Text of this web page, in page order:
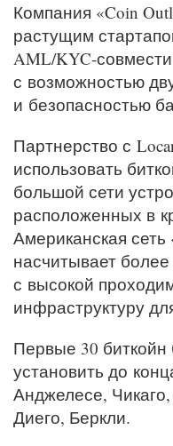
Компания «Coin
растущим
AML/KYC-
с возможностью
и безопасностью
Партнерство с
использовать
большой сети
расположенных в
Американская сеть
насчитывает
с высокой
инфраструктуру
Первые 30
установить до
Анджелесе,
Диего, Беркли.